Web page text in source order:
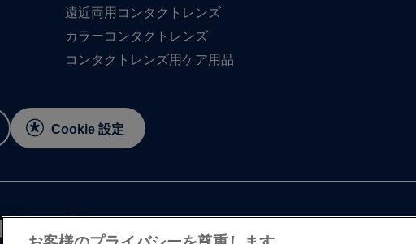
遠近両用コンタクトレンズ
カラーコンタクトレンズ
コンタクトレンズ用ケア用品
Cookie 設定